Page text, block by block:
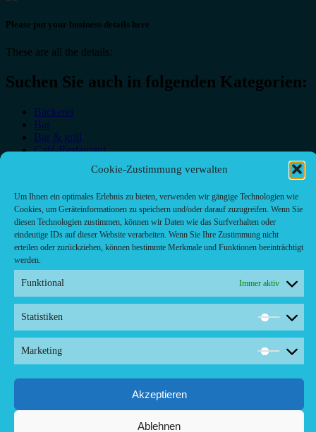
Cookie-Zustimmung verwalten
Um Ihnen ein optimales Erlebnis zu bieten, verwenden wir gängige Technologien wie
Cookies, um Geräteinformationen zu speichern und/oder darauf zuzugreifen. Wenn Sie
diesen Technologien zustimmen, können wir Daten wie das Surfverhalten oder
eindeutige IDs auf dieser Website verarbeiten. Wenn Sie Ihre Zustimmung nicht
erteilen oder zurückziehen, können bestimmte Merkmale und Funktionen beeinträchtigt
werden.
Funktional Immer aktiv
Statistiken
Marketing
Akzeptieren
Ablehnen
Please put your business details here
These are all the details:
Suchen Sie auch in folgenden Kategorien:
Bäckerei
Bar
Bar & grill
Café-Restaurant
Fast food restaurant
meal_takeaway
Pizzeria
restaurant
Kontakt/ Contact
Copyright ©2024 Palma.Restaurant
Contacto/Kontakt: Agencia de Marketing/Redaktionsbüro
Voreau & Friends - DE-Düsseldorf - Kein Kundenverkehr
Tel Whatsapp: +53-5-46 53 105